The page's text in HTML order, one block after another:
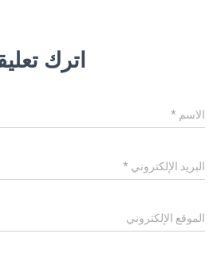
اترك
الاسم *
البريد الإلكتروني *
الموقع الإلكتروني